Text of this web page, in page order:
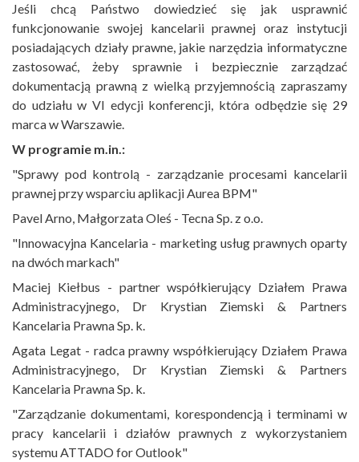
Jeśli chcą Państwo dowiedzieć się jak usprawnić
funkcjonowanie swojej kancelarii prawnej oraz instytucji
posiadających działy prawne, jakie narzędzia informatyczne
zastosować, żeby sprawnie i bezpiecznie zarządzać
dokumentacją prawną z wielką przyjemnością zapraszamy
do udziału w VI edycji konferencji, która odbędzie się 29
marca w Warszawie.
W programie m.in.:
"Sprawy pod kontrolą - zarządzanie procesami kancelarii
prawnej przy wsparciu aplikacji Aurea BPM"
Pavel Arno, Małgorzata Oleś - Tecna Sp. z o.o.
"Innowacyjna Kancelaria - marketing usług prawnych oparty
na dwóch markach"
Maciej Kiełbus - partner współkierujący Działem Prawa
Administracyjnego, Dr Krystian Ziemski & Partners
Kancelaria Prawna Sp. k.
Agata Legat - radca prawny współkierujący Działem Prawa
Administracyjnego, Dr Krystian Ziemski & Partners
Kancelaria Prawna Sp. k.
"Zarządzanie dokumentami, korespondencją i terminami w
pracy kancelarii i działów prawnych z wykorzystaniem
systemu ATTADO for Outlook"